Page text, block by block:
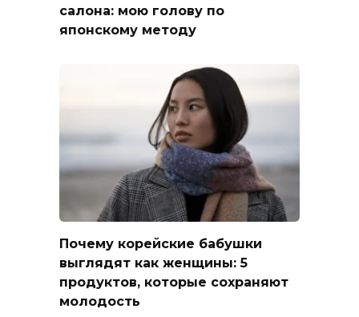
салона: мою голову по
японскому методу
Почему корейские бабушки
выглядят как женщины: 5
продуктов, которые сохраняют
молодость